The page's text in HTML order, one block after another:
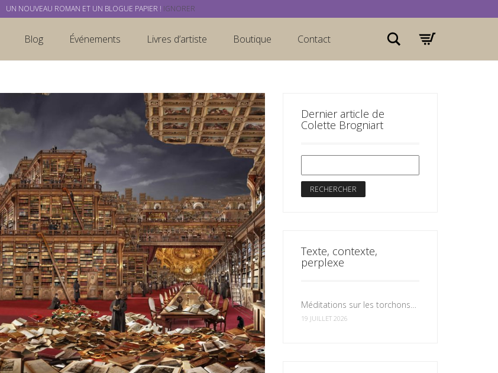
Blog Événements Livres d’artiste Boutique Contact Rechercher
Dernier article de
Colette Brogniart
Texte, contexte,
perplexe
Méditations sur les torchons et les serviettes
19 JUILLET 2026
UN NOUVEAU ROMAN ET UN BLOGUE PAPIER ! IGNORER